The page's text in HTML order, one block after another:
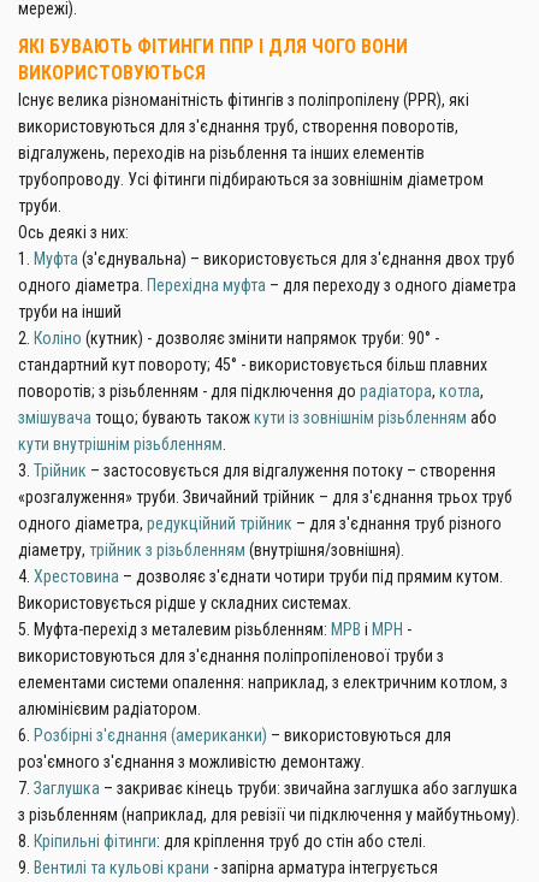
мережі).
ЯКІ БУВАЮТЬ ФІТИНГИ ППР І ДЛЯ ЧОГО ВОНИ
ВИКОРИСТОВУЮТЬСЯ
Існує велика різноманітність фітингів з поліпропілену (PPR), які
використовуються для з'єднання труб, створення поворотів,
відгалужень, переходів на різьблення та інших елементів
трубопроводу. Усі фітинги підбираються за зовнішнім діаметром
труби.
Ось деякі з них:
1.
Муфта (з'єднувальна) – використовується для з'єднання двох труб
одного діаметра. Перехідна муфта – для переходу з одного діаметра
труби на інший
2. Коліно (кутник) - дозволяє змінити напрямок труби: 90° -
стандартний кут повороту; 45° - використовується більш плавних
поворотів; з різьбленням - для підключення до радіатора, котла,
змішувача тощо; бувають такожкути із зовнішнім різьбленням або
кути внутрішнім різьбленням
3. Трійник – застосовується для відгалуження потоку – створення
«розгалуження» труби. Звичайний трійник – для з'єднання трьох труб
одного діаметра, редукційний трійник – для з'єднання труб різного
діаметру, трійник з різьбленням (внутрішня/зовнішня).
4. Хрестовина – дозволяє з'єднати чотири труби під прямим кутом.
Використовується рідше у складних системах.
5. Муфта-перехід з металевим різьбленням: МРВ і МРН -
використовуються для з'єднання поліпропіленової труби з
елементами системи опалення: наприклад, з електричним котлом, з
алюмінієвим радіатором.
6. Розбірні з'єднання (американки) – використовуються для
роз'ємного з'єднання з можливістю демонтажу.
7. Заглушка – закриває кінець труби: звичайна заглушка або заглушка
з різьбленням (наприклад, для ревізії чи підключення у майбутньому).
8. Кріпильні фітинги: для кріплення труб до стін або стелі.
9. Вентилі та кульові крани - запірна арматура інтегрується